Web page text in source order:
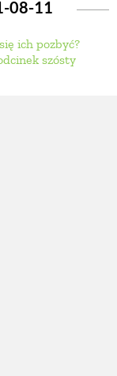
08-11
ich pozbyć?
szósty